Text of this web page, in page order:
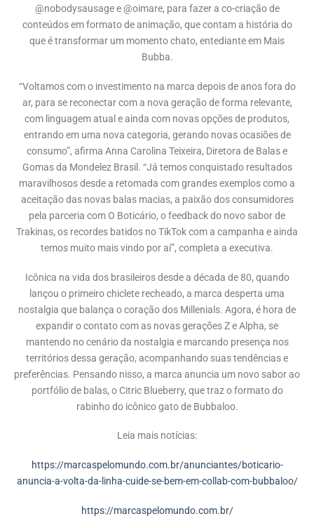
@nobodysausage e @oimare, para fazer a co-criação de
conteúdos em formato de animação, que contam a história do
que é transformar um momento chato, entediante em Mais
Bubba.
“Voltamos com o investimento na marca depois de anos fora do
ar, para se reconectar com a nova geração de forma relevante,
com linguagem atual e ainda com novas opções de produtos,
entrando em uma nova categoria, gerando novas ocasiões de
consumo”, afirma Anna Carolina Teixeira, Diretora de Balas e
Gomas da Mondelez Brasil. “Já temos conquistado resultados
maravilhosos desde a retomada com grandes exemplos como a
aceitação das novas balas macias, a paixão dos consumidores
pela parceria com O Boticário, o feedback do novo sabor de
Trakinas, os recordes batidos no TikTok com a campanha e ainda
temos muito mais vindo por aí”, completa a executiva.
Icônica na vida dos brasileiros desde a década de 80, quando
lançou o primeiro chiclete recheado, a marca desperta uma
nostalgia que balança o coração dos Millenials. Agora, é hora de
expandir o contato com as novas gerações Z e Alpha, se
mantendo no cenário da nostalgia e marcando presença nos
territórios dessa geração, acompanhando suas tendências e
preferências. Pensando nisso, a marca anuncia um novo sabor ao
portfólio de balas, o Citric Blueberry, que traz o formato do
rabinho do icônico gato de Bubbaloo.
Leia mais notícias:
https://marcaspelomundo.com.br/anunciantes/boticario-
anuncia-a-volta-da-linha-cuide-se-bem-em-collab-com-bubbaloo/
https://marcaspelomundo.com.br/